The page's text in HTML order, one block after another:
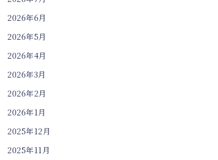
2026年6月
2026年5月
2026年4月
2026年3月
2026年2月
2026年1月
2025年12月
2025年11月